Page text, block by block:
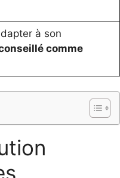
à son
comme